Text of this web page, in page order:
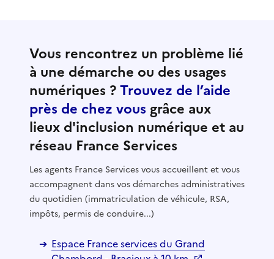
Vous rencontrez un problème lié
à une démarche ou des usages
numériques ?Trouvez de l’aide
près de chez vous grâce aux
lieux d'inclusion numérique et au
réseau France Services
Les agents France Services vous accueillent et vous
accompagnent dans vos démarches administratives
du quotidien (immatriculation de véhicule, RSA,
impôts, permis de conduire...)
Espace France services du Grand